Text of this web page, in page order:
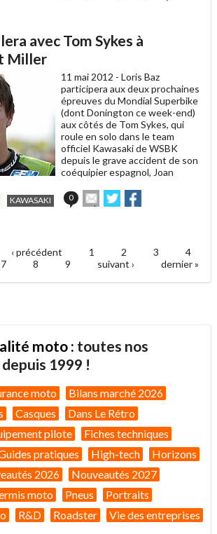
avec Tom Sykes à
Miller
11 mai 2012 - Loris Baz
participera aux deux prochaines
épreuves du Mondial Superbike
(dont Donington ce week-end)
aux côtés de Tom Sykes, qui
roule en solo dans le team
officiel Kawasaki de WSBK
depuis le grave accident de son
coéquipier espagnol, Joan
KAWASAKI 0
Envoyer
cet
ami
Partager
sur sur
‹ précédent 1 2 3
4
7 8 9 suivant › dernier »
moto : toutes nos
1999 !
moto
Bilans marché 2026
Casques
Dans Le Rétro
pilote
Fiches techniques
pratiques High-tech
Horizons
2026
Nouveautés 2027
moto Pneus
Portraits
R&D Roadster Vie des entreprises